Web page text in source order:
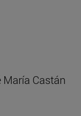
María Castán